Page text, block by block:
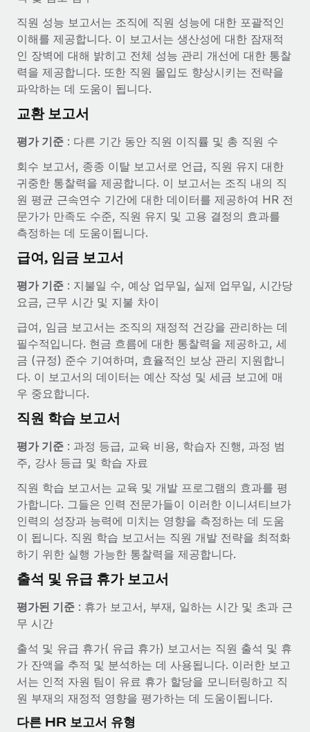
직원 성능 보고서는 조직에 직원 성능에 대한 포괄적인
이해를 제공합니다. 이 보고서는 생산성에 대한 잠재적
인 장벽에 대해 밝히고 전체 성능 관리 개선에 대한 통찰
력을 제공합니다. 또한 직원 몰입도 향상시키는 전략을
파악하는 데 도움이 됩니다.
교환 보고서
평가 기준 : 다른 기간 동안 직원 이직률 및 총 직원 수
회수 보고서, 종종 이탈 보고서로 언급, 직원 유지 대한
귀중한 통찰력을 제공합니다. 이 보고서는 조직 내의 직
원 평균 근속연수 기간에 대한 데이터를 제공하여 HR 전
문가가 만족도 수준, 직원 유지 및 고용 결정의 효과를
측정하는 데 도움이됩니다.
급여, 임금 보고서
평가 기준 : 지불일 수, 예상 업무일, 실제 업무일, 시간당
요금, 근무 시간 및 지불 차이
급여, 임금 보고서는 조직의 재정적 건강을 관리하는 데
필수적입니다. 현금 흐름에 대한 통찰력을 제공하고, 세
금 (규정) 준수 기여하며, 효율적인 보상 관리 지원합니
다. 이 보고서의 데이터는 예산 작성 및 세금 보고에 매
우 중요합니다.
직원 학습 보고서
평가 기준 : 과정 등급, 교육 비용, 학습자 진행, 과정 범
주, 강사 등급 및 학습 자료
직원 학습 보고서는 교육 및 개발 프로그램의 효과를 평
가합니다. 그들은 인력 전문가들이 이러한 이니셔티브가
인력의 성장과 능력에 미치는 영향을 측정하는 데 도움
이 됩니다. 직원 학습 보고서는 직원 개발 전략을 최적화
하기 위한 실행 가능한 통찰력을 제공합니다.
출석 및 유급 휴가 보고서
평가된 기준 : 휴가 보고서, 부재, 일하는 시간 및 초과 근
무 시간
출석 및 유급 휴가( 유급 휴가) 보고서는 직원 출석 및 휴
가 잔액을 추적 및 분석하는 데 사용됩니다. 이러한 보고
서는 인적 자원 팀이 유료 휴가 할당을 모니터링하고 직
원 부재의 재정적 영향을 평가하는 데 도움이됩니다.
다른 HR 보고서 유형